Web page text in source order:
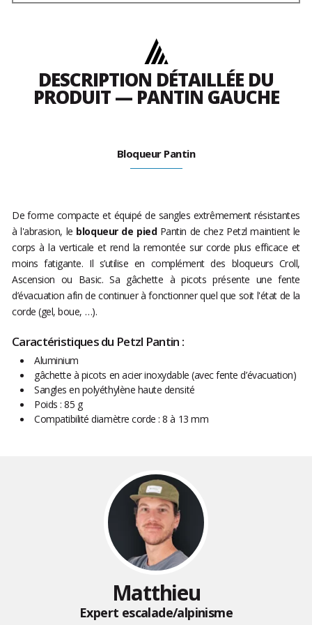
DESCRIPTION DÉTAILLÉE DU
PRODUIT — PANTIN GAUCHE
Bloqueur Pantin
De forme compacte et équipé de sangles extrêmement résistantes
à l'abrasion, le bloqueur de piedPantin de chez Petzl maintient le
corps à la verticale et rend la remontée sur corde plus efficace et
moins fatigante. Il s’utilise en complément des bloqueurs Croll,
Ascension ou Basic. Sa gâchette à picots présente une fente
d’évacuation afin de continuer à fonctionner quel que soit l'état de la
corde (gel, boue, …).
Caractéristiques du Petzl Pantin :
Aluminium
gâchette à picots en acier inoxydable (avec fente d’évacuation)
Sangles en polyéthylène haute densité
Poids : 85 g
Compatibilité diamètre corde : 8 à 13 mm
Matthieu
Expert escalade/alpinisme